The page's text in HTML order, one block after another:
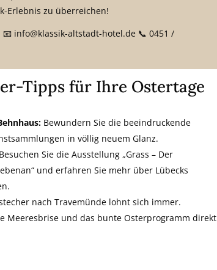
Erlebnis zu überreichen!
info@klassik-altstadt-hotel.de 📞 0451 /
Tipps für Ihre Ostertage
Bewundern Sie die beeindruckende
in völlig neuem Glanz.
Besuchen Sie die Ausstellung „Grass – Der
und erfahren Sie mehr über Lübecks
nach Travemünde lohnt sich immer.
Meeresbrise und das bunte Osterprogramm direkt